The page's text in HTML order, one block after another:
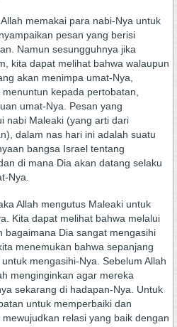
memakai para nabi-Nya untuk
pesan yang berisi
Namun sesungguhnya jika
kita dapat melihat bahwa walaupun
akan menimpa umat-Nya,
kepada pertobatan,
umat-Nya. Pesan yang
nabi Maleaki (yang arti dari
dalam nas hari ini adalah suatu
bangsa Israel tentang
di mana Dia akan datang selaku
Nya.
Allah mengutus Maleaki untuk
Kita dapat melihat bahwa melalui
bagaimana Dia sangat mengasihi
menemukan bahwa sepanjang
mengasihi-Nya. Sebelum Allah
menginginkan agar mereka
sekarang di hadapan-Nya. Untuk
untuk memperbaiki dan
relasi yang baik dengan